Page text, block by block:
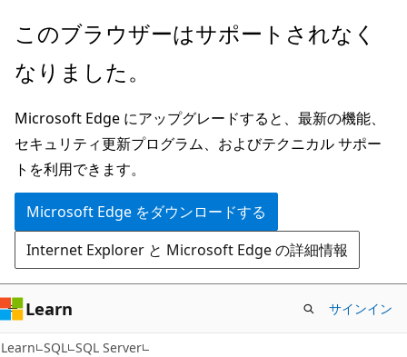
メ
ン
ン
テ
ン
ツ
に
ス
キ
ッ
プ
このブラウザーはサポートされなく
なりました。
Microsoft Edge にアップグレードすると、最新の機能、
セキュリティ更新プログラム、およびテクニカル サポー
トを利用できます。
Microsoft Edge をダウンロードする
Internet Explorer と Microsoft Edge の詳細情報
Learn サインイン
Learn SQL SQL Server